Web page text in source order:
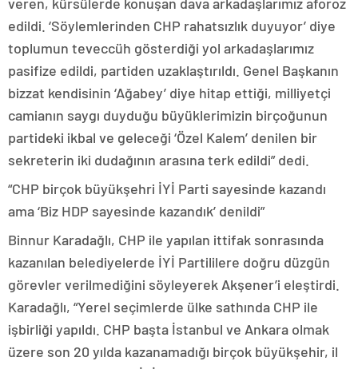
edildi. ‘Söylemlerinden CHP rahatsızlık duyuyor’ diye
toplumun teveccüh gösterdiği yol arkadaşlarımız
pasifize edildi, partiden uzaklaştırıldı. Genel Başkanın
bizzat kendisinin ‘Ağabey’ diye hitap ettiği, milliyetçi
camianın saygı duyduğu büyüklerimizin birçoğunun
partideki ikbal ve geleceği ‘Özel Kalem’ denilen bir
sekreterin iki dudağının arasına terk edildi” dedi.
“CHP birçok büyükşehri İYİ Parti sayesinde kazandı
ama ‘Biz HDP sayesinde kazandık’ denildi”
Binnur Karadağlı, CHP ile yapılan ittifak sonrasında
kazanılan belediyelerde İYİ Partililere doğru düzgün
görevler verilmediğini söyleyerek Akşener’i eleştirdi.
Karadağlı, “Yerel seçimlerde ülke sathında CHP ile
işbirliği yapıldı. CHP başta İstanbul ve Ankara olmak
üzere son 20 yılda kazanamadığı birçok büyükşehir, il